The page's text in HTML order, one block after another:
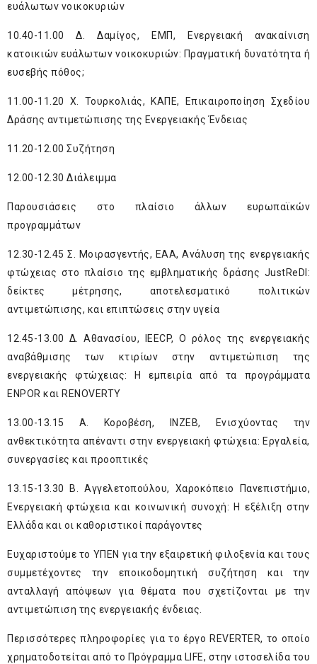
ευάλωτων νοικοκυριών
10.40-11.00 Δ. Δαμίγος, ΕΜΠ, Ενεργειακή ανακαίνιση
κατοικιών ευάλωτων νοικοκυριών: Πραγματική δυνατότητα ή
ευσεβής πόθος;
11.00-11.20 Χ. Τουρκολιάς, ΚΑΠΕ, Επικαιροποίηση Σχεδίου
Δράσης αντιμετώπισης της Ενεργειακής Ένδειας
11.20-12.00 Συζήτηση
12.00-12.30 Διάλειμμα
Παρουσιάσεις στο πλαίσιο άλλων ευρωπαϊκών
προγραμμάτων
12.30-12.45 Σ. Μοιρασγεντής, ΕΑΑ, Ανάλυση της ενεργειακής
φτώχειας στο πλαίσιο της εμβληματικής δράσης JustReDI:
δείκτες μέτρησης, αποτελεσματικό πολιτικών
αντιμετώπισης, και επιπτώσεις στην υγεία
12.45-13.00 Δ. Αθανασίου, IEECP, Ο ρόλος της ενεργειακής
αναβάθμισης των κτιρίων στην αντιμετώπιση της
ενεργειακής φτώχειας: Η εμπειρία από τα προγράμματα
ENPOR και RENOVERTY
13.00-13.15 Α. Κοροβέση, INZEB, Ενισχύοντας την
ανθεκτικότητα απέναντι στην ενεργειακή φτώχεια: Εργαλεία,
συνεργασίες και προοπτικές
13.15-13.30 B. Αγγελετοπούλου, Χαροκόπειο Πανεπιστήμιο,
Ενεργειακή φτώχεια και κοινωνική συνοχή: Η εξέλιξη στην
Ελλάδα και οι καθοριστικοί παράγοντες
Ευχαριστούμε το ΥΠΕΝ για την εξαιρετική φιλοξενία και τους
συμμετέχοντες την εποικοδομητική συζήτηση και την
ανταλλαγή απόψεων για θέματα που σχετίζονται με την
αντιμετώπιση της ενεργειακής ένδειας.
Περισσότερες πληροφορίες για το έργο REVERTER, το οποίο
χρηματοδοτείται από το Πρόγραμμα LIFE, στην ιστοσελίδα του